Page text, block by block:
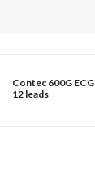
Contec 600G ECG
12 leads